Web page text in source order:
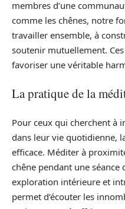
membres d’une
comme les chênes, notre
travailler ensemble, à
soutenir mutuellement.
favoriser une véritable
La pratique de la
Pour ceux qui cherchent à
dans leur vie quotidienne,
efficace. Méditer à
chêne pendant une
exploration intérieure et
permet d’écouter les